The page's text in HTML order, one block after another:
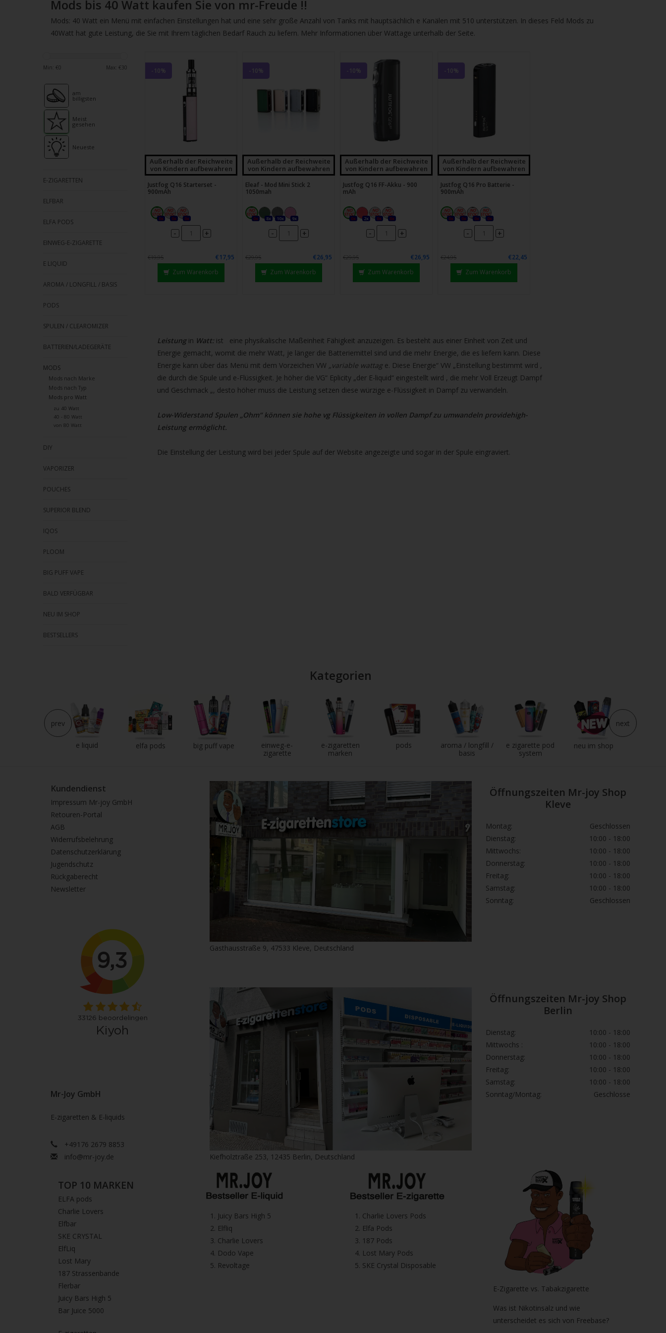
auszuwählen.
Drücke
Eingabetaste,
von
Touchgeräten
können
verwenden.
Mods bis 40 Watt kaufen Sie von mr-Freude !!
Mods: 40 Watt ein Menü mit einfachen Einstellungen hat und eine sehr große Anzahl von Tanks mit hauptsächlich e Kanälen mit 510 unterstützen. In dieses Feld Mods zu
40Watt hat gute Leistung, die Sie mit Ihrem täglichen Bedarf Rauch zu liefern. Mehr Informationen über Wattage unterhalb der Seite.
Min: €0 Max: €30
am
billigsten
Meist
gesehen
Neueste
E-ZIGARETTEN
ELFBAR
ELFA PODS
EINWEG-E-ZIGARETTE
E LIQUID
AROMA / LONGFILL / BASIS
PODS
SPULEN / CLEAROMIZER
BATTERIEN/LADEGERÄTE
MODS
Mods nach Marke
Mods nach Typ
Mods pro Watt
zu 40 Watt
40 - 80 Watt
von 80 Watt
DIY
VAPORIZER
POUCHES
SUPERIOR BLEND
IQOS
PLOOM
BIG PUFF VAPE
BALD VERFÜGBAR
NEU IM SHOP
BESTSELLERS
-10%
Außerhalb der Reichweite
von Kindern aufbewahren
Justfog Q16 Starterset -
900mAh
0x 0x 0x
- +
€19,95
€17,95
Zum Warenkorb
-10%
Außerhalb der Reichweite
von Kindern aufbewahren
Eleaf - Mod Mini Stick 2
1050mah
0x 8x 10x 9x
- +
€29,95
€26,95
Zum Warenkorb
-10%
Außerhalb der Reichweite
von Kindern aufbewahren
Justfog Q16 FF-Akku - 900
mAh
0x 2x 0x 0x
- +
€29,95
€26,95
Zum Warenkorb
-10%
Außerhalb der Reichweite
von Kindern aufbewahren
Justfog Q16 Pro Batterie -
900mAh
0x 0x 0x 0x
- +
€24,95
€22,45
Zum Warenkorb
Leistung in Watt: ist
eine physikalische Maßeinheit Fähigkeit anzuzeigen. Es besteht aus einer Einheit von Zeit und
Energie gemacht, womit die mehr Watt, je länger die Batteriemittel sind und die mehr Energie, die es liefern kann. Diese
Energie kann über das Menü mit dem Vorzeichen VW „variable wattag e. Diese Energie“ VW „Einstellung bestimmt wird ,
die durch die Spule und e-Flüssigkeit. Je höher die VG“ Eplicity „der E-liquid“ eingestellt wird , die mehr Voll Erzeugt Dampf
und Geschmack „, desto höher muss die Leistung setzen diese würzige e-Flüssigkeit in Dampf zu verwandeln.
Low-Widerstand Spulen „Ohm“ können sie hohe vg Flüssigkeiten in vollen Dampf zu umwandeln providehigh-
Leistung ermöglicht.
Die Einstellung der Leistung wird bei jeder Spule auf der Website angezeigte und sogar in der Spule eingraviert.
Kategorien
e liquid elfa pods big puff vape
einweg-e-
zigarette
e-zigaretten
marken
pods
aroma / longfill /
basis
e zigarette pod
system
neu im shop
prev next
Kundendienst
Impressum Mr-joy GmbH
Retouren-Portal
AGB
Widerrufsbelehrung
Datenschutzerklärung
Jugendschutz
Rückgaberecht
Newsletter
Mr-Joy GmbH
E-zigaretten & E-liquids
+49176 2679 8853
info@mr-joy.de
Gasthausstraße 9, 47533 Kleve, Deutschland
Kiefholztraße 253, 12435 Berlin, Deutschland
Öffnungszeiten Mr-joy Shop
Kleve
Montag:
Geschlossen
Dienstag:
10:00 - 18:00
Mittwochs:
10:00 - 18:00
Donnerstag:
10:00 - 18:00
Freitag:
10:00 - 18:00
Samstag:
10:00 - 18:00
Sonntag:
Geschlossen
Öffnungszeiten Mr-joy Shop
Berlin
Dienstag:
10:00 - 18:00
Mittwochs :
10:00 - 18:00
Donnerstag:
10:00 - 18:00
Freitag:
10:00 - 18:00
Samstag:
10:00 - 18:00
Sonntag/Montag:
Geschlosse
TOP 10 MARKEN
ELFA pods
Charlie Lovers
Elfbar
SKE CRYSTAL
ElfLiq
Lost Mary
187 Strassenbande
Flerbar
Juicy Bars High 5
Bar Juice 5000
1.⁠ ⁠Juicy Bars High 5
2.⁠ ⁠⁠Elfliq
3.⁠ ⁠⁠Charlie Lovers
4.⁠ ⁠⁠Dodo Vape
5. ⁠Revoltage
1.⁠ ⁠Charlie Lovers Pods
2.⁠ ⁠⁠Elfa Pods
3.⁠ ⁠⁠187 Pods
4.⁠ ⁠⁠Lost Mary Pods
5.⁠ ⁠⁠SKE Crystal Disposable
E-Zigarette vs. Tabakzigarette
Was ist Nikotinsalz und wie
unterscheidet es sich von Freebase?